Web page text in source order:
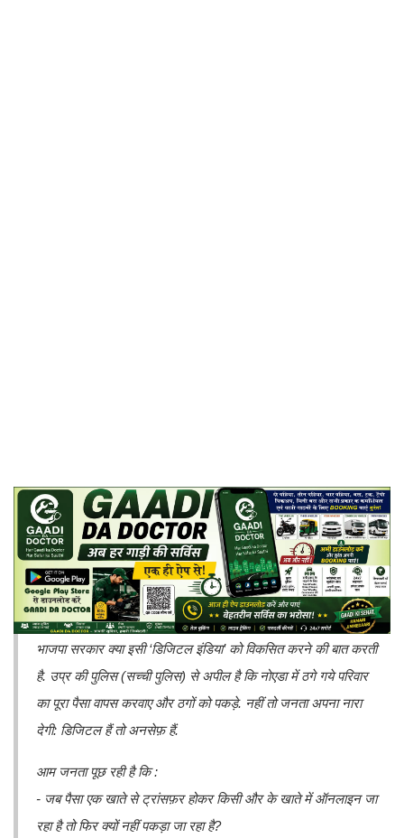
भाजपा सरकार क्या इसी ‘डिजिटल इंडिया’ को विकसित करने की बात करती
है. उप्र की पुलिस (सच्ची पुलिस) से अपील है कि नोएडा में ठगे गये परिवार
का पूरा पैसा वापस करवाए और ठगों को पकड़े. नहीं तो जनता अपना नारा
देगी: डिजिटल हैं तो अनसेफ़ हैं.
आम जनता पूछ रही है कि :
- जब पैसा एक खाते से ट्रांसफ़र होकर किसी और के खाते में ऑनलाइन जा
रहा है तो फिर क्यों नहीं पकड़ा जा रहा है?